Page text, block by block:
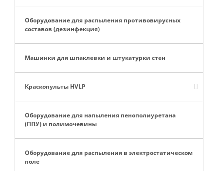
Оборудование для распыления противовирусных
составов (дезинфекция)
Машинки для шпаклевки и штукатурки стен
Краскопульты HVLP
Оборудование для напыления пенополиуретана
(ППУ) и полимочевины
Оборудование для распыления в электростатическом
поле